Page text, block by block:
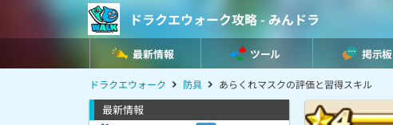
ドラクエウォーク攻略 - みんドラ
最新情報 ツール 掲示板
ドラクエウォーク 防具 あらくれマスクの評価と習得スキル
最新情報